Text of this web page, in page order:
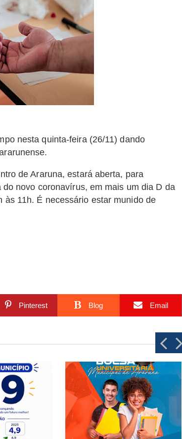
nesta quinta-feira (26/11) dando
de Araruna, estará aberta, para
novo coronavírus, em mais um dia D da
11h. É necessário estar munido de
Pinterest Blog Email
P
e
v
N
e
t